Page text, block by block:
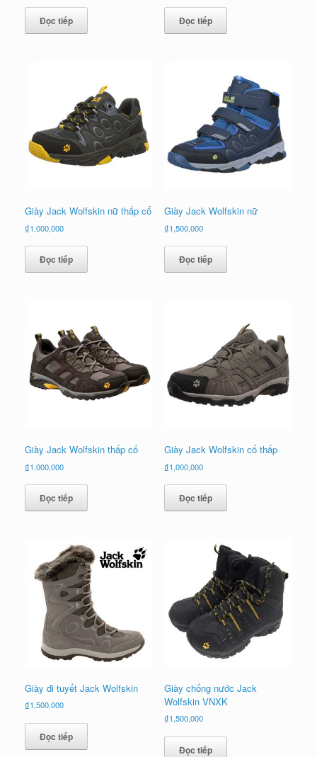
Đọc tiếp Đọc tiếp
Giày Jack Wolfskin nữ thấp cổ
₫1,000,000
Đọc tiếp
Giày Jack Wolfskin nữ
₫1,500,000
Đọc tiếp
Giày Jack Wolfskin thấp cổ
₫1,000,000
Đọc tiếp
Giày Jack Wolfskin cổ thấp
₫1,000,000
Đọc tiếp
Giày đi tuyết Jack Wolfskin
₫1,500,000
Đọc tiếp
Giày chống nước Jack
Wolfskin VNXK
₫1,500,000
Đọc tiếp